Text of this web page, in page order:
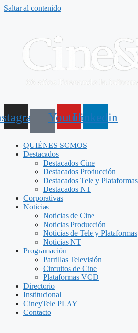
Saltar al contenido
YoutubeLinkedin
QUIÉNES SOMOS
Destacados
Destacados Cine
Destacados Producción
Destacados Tele y Plataformas
Destacados NT
Corporativas
Noticias
Noticias de Cine
Noticias Producción
Noticias de Tele y Plataformas
Noticias NT
Programación
Parrillas Televisión
Circuitos de Cine
Plataformas VOD
Directorio
Institucional
CineyTele PLAY
Contacto